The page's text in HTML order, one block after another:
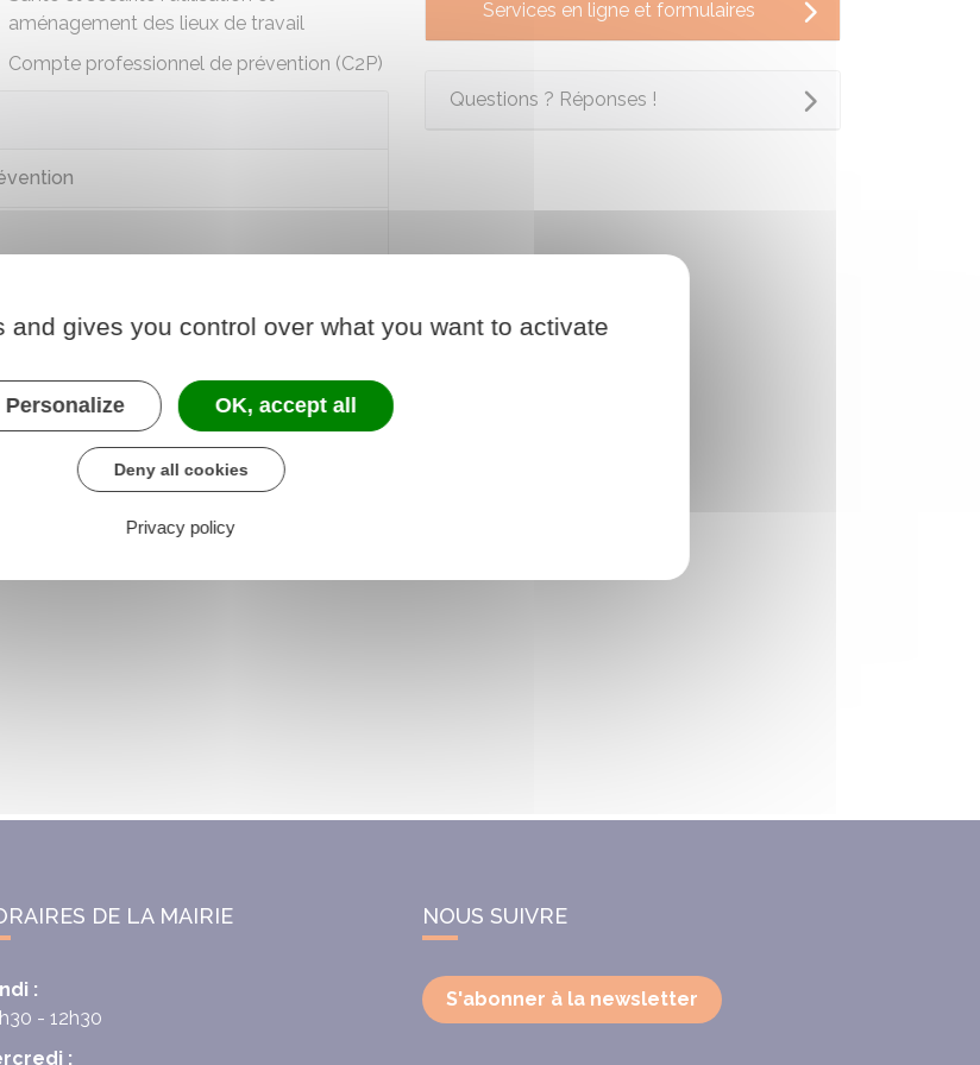
aménagement des lieux de travail
Compte professionnel de prévention (C2P)
Services en ligne et formulaires
Questions ? Réponses !
DE LA MAIRIE
:
- 12h30
:
NOUS SUIVRE
S'abonner à la newsletter
and gives you control over what you want to activate
Personalize OK, accept all
Deny all cookies
Privacy policy